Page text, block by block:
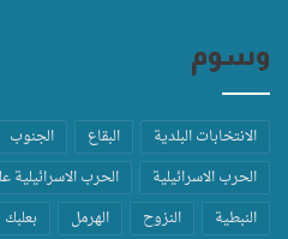
وسوم
الانتخابات البلدية البقاع الجنوب
الحرب الاسرائيلية
الحرب الاسرائيلية
النبطية
النزوح الهرمل بعلبك